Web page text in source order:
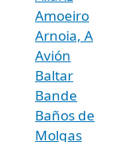
Amoeiro
Arnoia, A
Avión
Baltar
Bande
Baños de
Molgas